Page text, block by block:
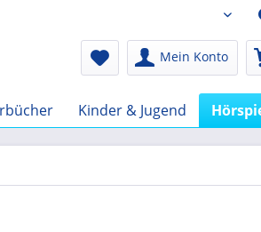
Audio-
Mein Konto
Kinder & Jugend